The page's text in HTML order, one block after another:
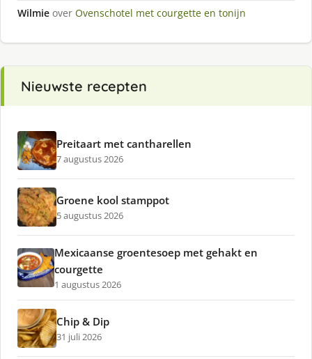
Wilmie over Ovenschotel met courgette en tonijn
Nieuwste recepten
Preitaart met cantharellen
7 augustus 2026
Groene kool stamppot
5 augustus 2026
Mexicaanse groentesoep met gehakt en
courgette
1 augustus 2026
Chip & Dip
31 juli 2026